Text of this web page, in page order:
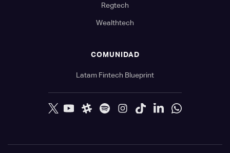
Regtech
Wealthtech
COMUNIDAD
Latam Fintech Blueprint